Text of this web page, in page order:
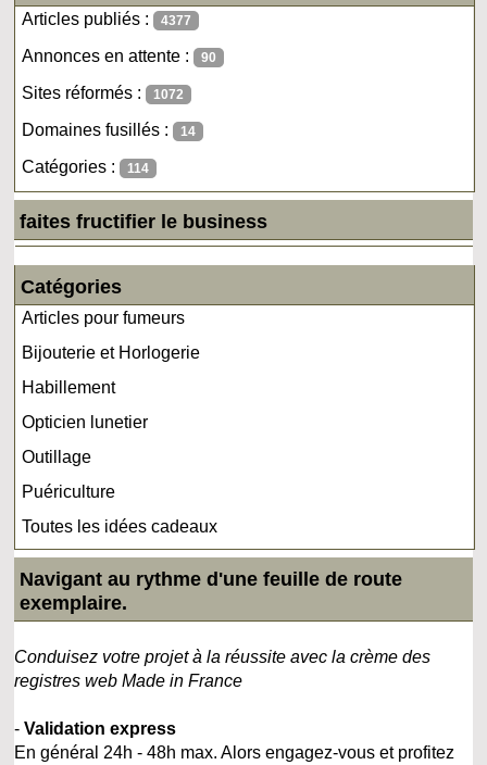
Articles publiés : 4377
Annonces en attente : 90
Sites réformés : 1072
Domaines fusillés : 14
Catégories : 114
faites fructifier le business
Catégories
Articles pour fumeurs
Bijouterie et Horlogerie
Habillement
Opticien lunetier
Outillage
Puériculture
Toutes les idées cadeaux
Navigant au rythme d'une feuille de route
exemplaire.
Conduisez votre projet à la réussite avec la crème des
registres web Made in France
-Validation express
En général 24h - 48h max. Alors engagez-vous et profitez